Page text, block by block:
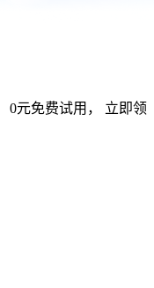
0元免费试用， 立即领